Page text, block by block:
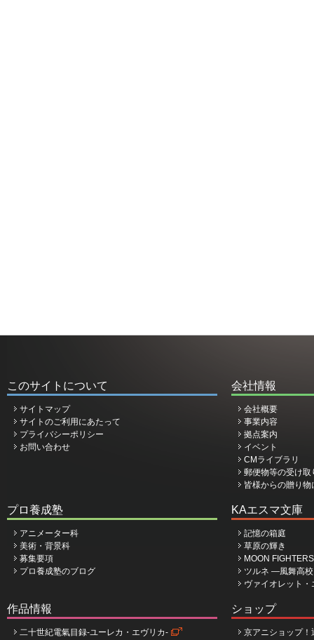
このサイトについて
サイトマップ
サイトのご利用にあたって
プライバシーポリシー
お問い合わせ
会社情報
会社概要
事業内容
拠点案内
イベント
CMライブラリ
郵便物等の受け取
皆様からの贈り
プロ養成塾
アニメーター科
美術・背景科
募集要項
プロ養成塾のブログ
KAエスマ文庫
記憶の箱庭
草原の輝き
MOON
ツルネ ―風舞高
ヴァイオレット
作品情報
二十世紀電氣目録-ユーレカ・エヴリカ-
ショップ
京アニショップ！